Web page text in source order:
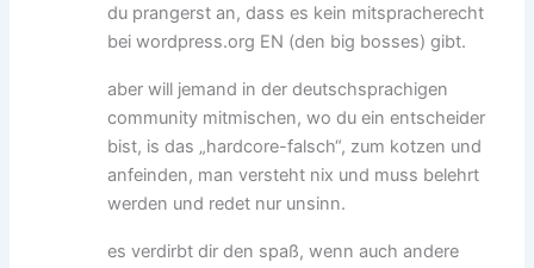
du prangerst an, dass es kein mitspracherecht
bei wordpress.org EN (den big bosses) gibt.
aber will jemand in der deutschsprachigen
community mitmischen, wo du ein entscheider
bist, is das „hardcore-falsch“, zum kotzen und
anfeinden, man versteht nix und muss belehrt
werden und redet nur unsinn.
es verdirbt dir den spaß, wenn auch andere